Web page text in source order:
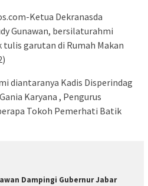
Ketua Dekranasda
Gunawan, bersilaturahmi
garutan di Rumah Makan
diantaranya Kadis Disperindag
Karyana , Pengurus
Tokoh Pemerhati Batik
Dampingi Gubernur Jabar